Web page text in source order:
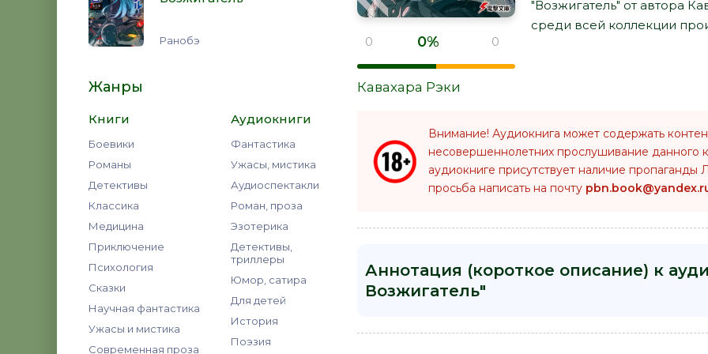
Ранобэ
Жанры
Книги
Боевики
Романы
Детективы
Классика
Медицина
Приключение
Психология
Сказки
Научная фантастика
Ужасы и мистика
Современная проза
Аудиокниги
Фантастика
Ужасы, мистика
Аудиоспектакли
Роман, проза
Эзотерика
Детективы,
триллеры
Юмор, сатира
Для детей
История
Поэзия
0 0% 0
Кавахара Рэки
"Возжигатель" от автора
среди всей коллекции
Внимание! Аудиокнига может содержать
несовершеннолетних прослушивание данного
аудиокниге присутствует наличие пропаганды
просьба написать на почту
Аннотация (короткое описание) к
Возжигатель"